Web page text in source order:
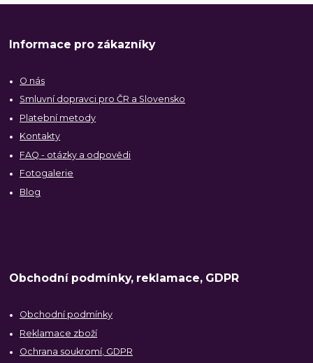
Informace pro zákazníky
O nás
Smluvní dopravci pro ČR a Slovensko
Platební metody
Kontakty
FAQ - otázky a odpovědi
Fotogalerie
Blog
Obchodní podmínky, reklamace, GDPR
Obchodní podmínky
Reklamace zboží
Ochrana soukromí, GDPR